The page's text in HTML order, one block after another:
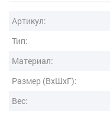
Артикул:
Тип:
Материал:
Размер (ВxШxГ):
Вес: